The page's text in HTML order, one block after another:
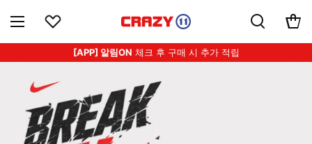
[APP] 알림ON 체크 후 구매 시 추가 적립